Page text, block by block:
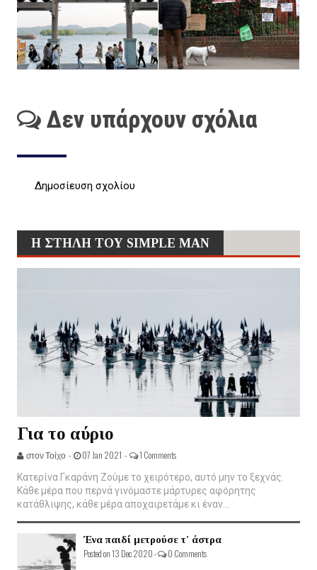
Δεν υπάρχουν σχόλια
Δημοσίευση σχολίου
Η ΣΤΗΛΗ ΤΟΥ SIMPLE MAN
Για το αύριο
στον Τοίχο - 07 Jan 2021 - 1 Comments
Κατερίνα Γκαράνη Ζούμε το χειρότερο, αυτό μην το ξεχνάς.
Κάθε μέρα που περνά γινόμαστε μάρτυρες αφόρητης
κατάθλιψης, κάθε μέρα αποχαιρετάμε κι έναν...
Ένα παιδί μετρούσε τ' άστρα
Posted on 13 Dec 2020 - 0 Comments